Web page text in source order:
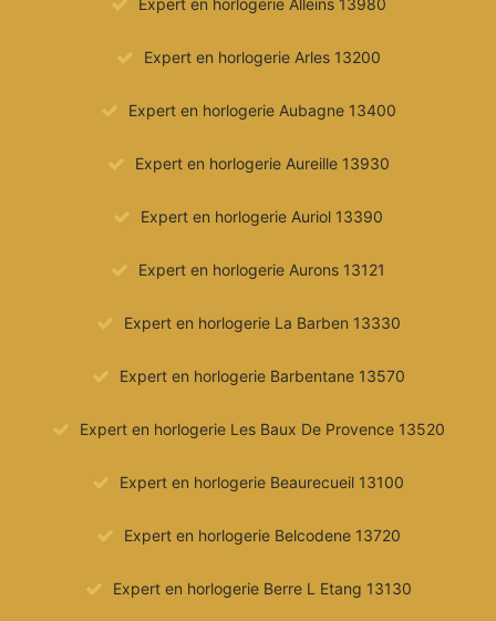
Expert en horlogerie Alleins 13980
Expert en horlogerie Arles 13200
Expert en horlogerie Aubagne 13400
Expert en horlogerie Aureille 13930
Expert en horlogerie Auriol 13390
Expert en horlogerie Aurons 13121
Expert en horlogerie La Barben 13330
Expert en horlogerie Barbentane 13570
Expert en horlogerie Les Baux De Provence 13520
Expert en horlogerie Beaurecueil 13100
Expert en horlogerie Belcodene 13720
Expert en horlogerie Berre L Etang 13130